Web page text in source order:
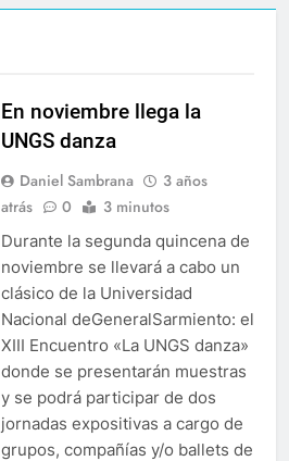
En noviembre llega la
UNGS danza
Daniel Sambrana
3 años
atrás
0 3 minutos
Durante la segunda quincena de
noviembre se llevará a cabo un
clásico de la Universidad
Nacional deGeneralSarmiento: el
XIII Encuentro «La UNGS danza»
donde se presentarán muestras
y se podrá participar de dos
jornadas expositivas a cargo de
grupos, compañías y/o ballets de